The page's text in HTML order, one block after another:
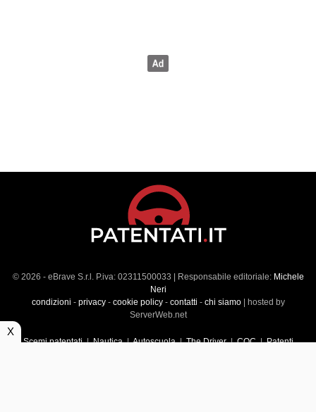
© 2026 - eBrave S.r.l. P.iva: 02311500033 | Responsabile editoriale: Michele
Neri
condizioni - privacy- cookie policy- contatti - chi siamo| hosted by
ServerWeb.net
Scemi patentati|Nautica|Autoscuola|The Driver|CQC|Patenti
X